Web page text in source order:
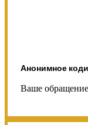
Анонимное
Ваше обращение